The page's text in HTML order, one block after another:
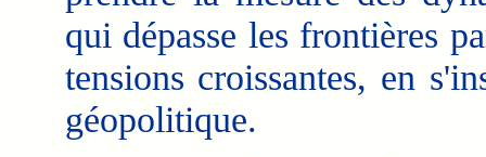
qui dépasse les frontières
tensions croissantes, en
géopolitique.